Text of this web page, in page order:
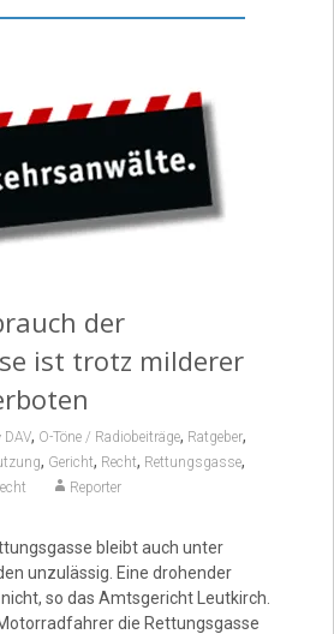
Podcast, O-Töne,
der
ist trotz milderer
DAV, O-Töne / Radiobeiträge, Ratgeber,
, Gericht, Recht, Rettungsgasse,
Reporter
bleibt auch unter
unzulässig. Eine drohender
so das Amtsgericht Leutkirch.
die Rettungsgasse